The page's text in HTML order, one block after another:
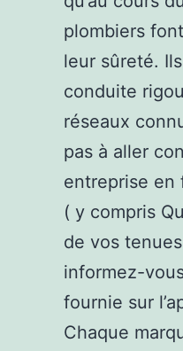
plombiers
leur sûreté.
conduite
réseaux
pas à aller
entreprise en
( y compris
de vos
informez-
fournie sur
Chaque